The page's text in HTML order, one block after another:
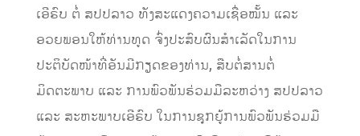
ເອີຣົບ ຕໍ່ ສປປລາວ ທັງສະແດງຄວາມເຊື່ອໝັ້ນ ແລະ
ອວຍພອນໃຫ້ທ່ານທູດ ຈົ່ງປະສົບຜົນສຳເລັດໃນການ
ປະຕິບັດໜ້າທີ່ອັນມີກຽດຂອງທ່ານ, ສືບຕໍ່ສານຕໍ່
ມິດຕະພາບ ແລະ ການພົວພັນຮ່ວມມືລະຫວ່າງ ສປປລາວ
ແລະ ສະຫະພາບເອີຣົບ ໃນການຊຸກຍູ້ການພົວພັນຮ່ວມມື